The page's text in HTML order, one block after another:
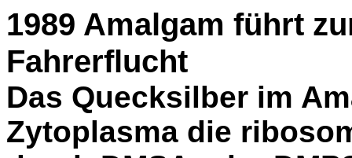
1989 Amalgam führt
Fahrerflucht
Das Quecksilber im
Zytoplasma die